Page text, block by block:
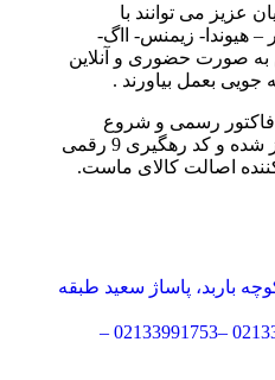
عزیز می توانند با
هیوندا- زیمنس- ااگ-
به صورت حضوری و آنلاین
بعمل بیاورند .
رسمی و شروع
گارانتی از تاریخ فاکتور آغاز شده و کد رهگیری 9 رقمی
اصالت کالای ماست.
باربد، پاساژ سعید طبقه
02133925682 –02133991754 –02133991753 –